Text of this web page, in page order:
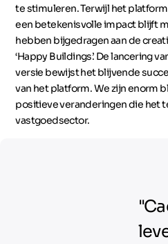
te stimuleren. Terwijl het
een betekenisvolle impact blijft
hebben bijgedragen aan de
‘Happy Buildings’. De lancering
versie bewijst het blijvende
van het platform. We zijn enorm
positieve veranderingen die het
vastgoedsector.